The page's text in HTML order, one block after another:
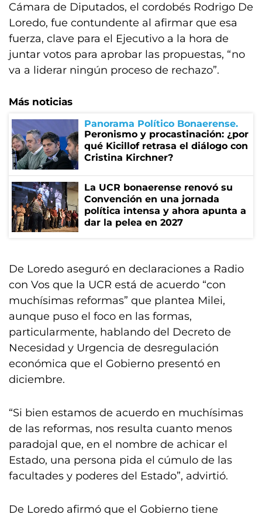
Cámara de Diputados, el cordobés Rodrigo De
Loredo, fue contundente al afirmar que esa
fuerza, clave para el Ejecutivo a la hora de
juntar votos para aprobar las propuestas, “no
va a liderar ningún proceso de rechazo”.
Más noticias
Panorama Político Bonaerense
Peronismo y procastinación: ¿por
qué Kicillof retrasa el diálogo con
Cristina Kirchner?
La UCR bonaerense renovó su
Convención en una jornada
política intensa y ahora apunta a
dar la pelea en 2027
De Loredo aseguró en declaraciones a Radio
con Vos que la UCR está de acuerdo “con
muchísimas reformas” que plantea Milei,
aunque puso el foco en las formas,
particularmente, hablando del Decreto de
Necesidad y Urgencia de desregulación
económica que el Gobierno presentó en
diciembre.
“Si bien estamos de acuerdo en muchísimas
de las reformas, nos resulta cuanto menos
paradojal que, en el nombre de achicar el
Estado, una persona pida el cúmulo de las
facultades y poderes del Estado”, advirtió.
De Loredo afirmó que el Gobierno tiene